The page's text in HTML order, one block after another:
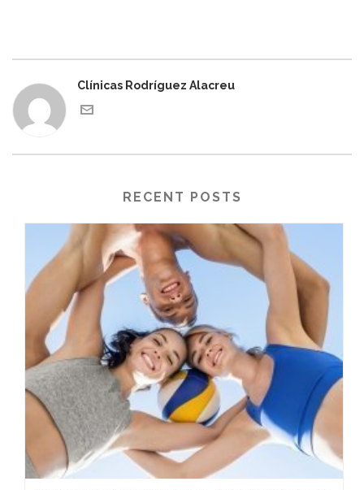
Clínicas Rodríguez Alacreu
RECENT POSTS